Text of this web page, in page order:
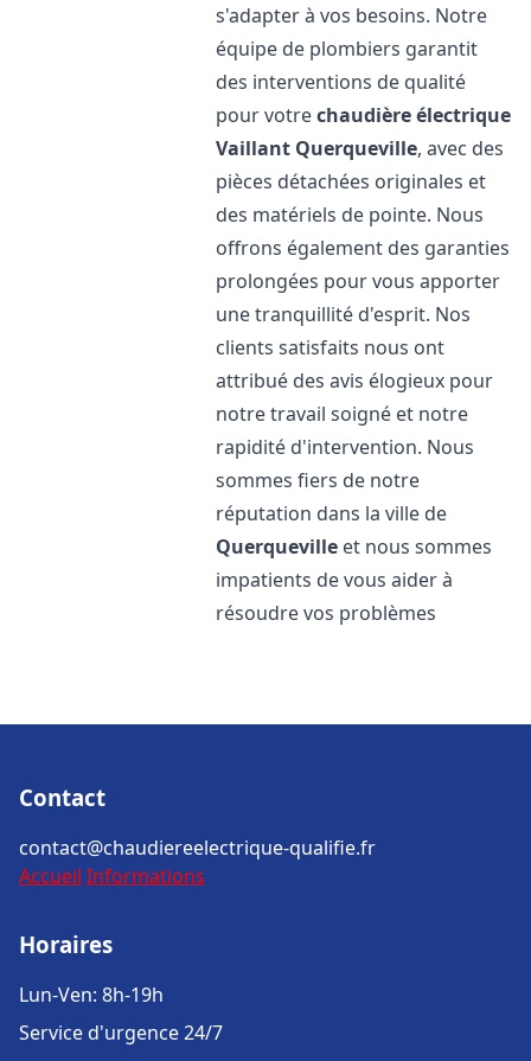
s'adapter à vos besoins. Notre
équipe de plombiers garantit
des interventions de qualité
pour votrechaudière électrique
Vaillant Querqueville, avec des
pièces détachées originales et
des matériels de pointe. Nous
offrons également des garanties
prolongées pour vous apporter
une tranquillité d'esprit. Nos
clients satisfaits nous ont
attribué des avis élogieux pour
notre travail soigné et notre
rapidité d'intervention. Nous
sommes fiers de notre
réputation dans la ville de
Querqueville et nous sommes
impatients de vous aider à
résoudre vos problèmes
Contact
contact@chaudiereelectrique-qualifie.fr
Accueil Informations
Horaires
Lun-Ven: 8h-19h
Service d'urgence 24/7